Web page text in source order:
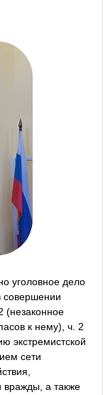
уголовное дело
совершении
(незаконное
к нему), ч. 2
экстремистской
сети
вражды, а также